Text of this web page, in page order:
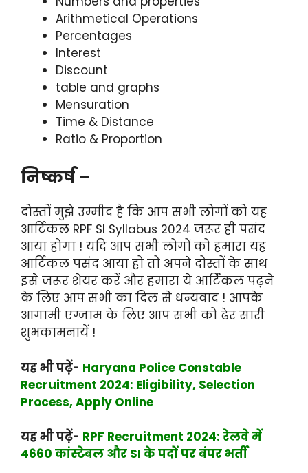
Arithmetical Operations
Percentages
Interest
Discount
table and graphs
Mensuration
Time & Distance
Ratio & Proportion
निष्कर्ष –
दोस्तों मुझे उम्मीद है कि आप सभी लोगों को यह
आर्टिकल RPF SI Syllabus 2024 जरूर ही पसंद
आया होगा ! यदि आप सभी लोगों को हमारा यह
आर्टिकल पसंद आया हो तो अपने दोस्तों के साथ
इसे जरूर शेयर करें और हमारा ये आर्टिकल पढ़ने
के लिए आप सभी का दिल से धन्यवाद ! आपके
आगामी एग्जाम के लिए आप सभी को ढेर सारी
शुभकामनायें !
यह भी पढ़ें- Haryana Police Constable
Recruitment 2024: Eligibility, Selection
Process, Apply Online
यह भी पढ़ें- RPF Recruitment 2024: रेलवे में
4660 कांस्टेबल और SI के पदों पर बंपर भर्ती